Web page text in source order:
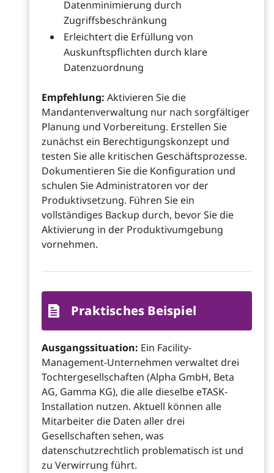
Datenminimierung durch
Zugriffsbeschränkung
Erleichtert die Erfüllung von
Auskunftspflichten durch klare
Datenzuordnung
Empfehlung: Aktivieren Sie die
Mandantenverwaltung nur nach sorgfältiger
Planung und Vorbereitung. Erstellen Sie
zunächst ein Berechtigungskonzept und
testen Sie alle kritischen Geschäftsprozesse.
Dokumentieren Sie die Konfiguration und
schulen Sie Administratoren vor der
Produktivsetzung. Führen Sie ein
vollständiges Backup durch, bevor Sie die
Aktivierung in der Produktivumgebung
vornehmen.
Praktisches Beispiel
Ausgangssituation: Ein Facility-
Management-Unternehmen verwaltet drei
Tochtergesellschaften (Alpha GmbH, Beta
AG, Gamma KG), die alle dieselbe eTASK-
Installation nutzen. Aktuell können alle
Mitarbeiter die Daten aller drei
Gesellschaften sehen, was
datenschutzrechtlich problematisch ist und
zu Verwirrung führt.